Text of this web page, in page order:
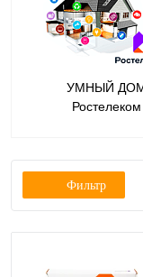
УМНЫЙ
Ростелеком
Фильтр